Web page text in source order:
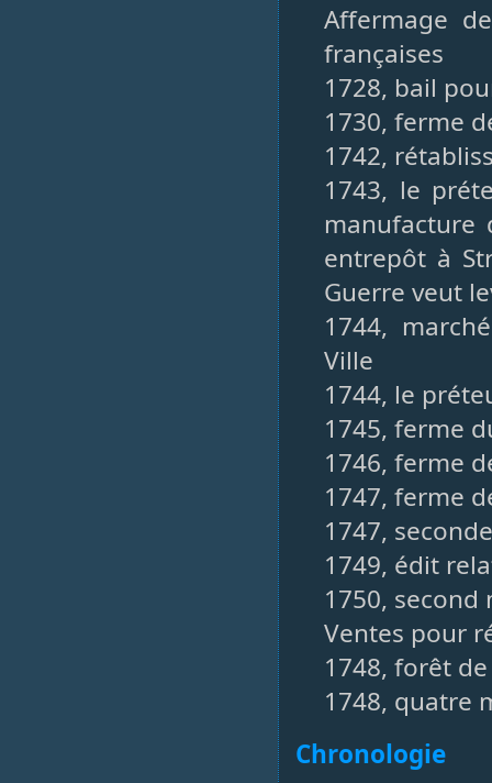
Affermage
françaises
1728, bail
1730, ferme
1742,
1743, le
manufacture
entrepôt à
Guerre veut
1744,
Ville
1744, le
1745, ferme
1746, ferme
1747, ferme
1747,
1749, édit
1750, second
Ventes pour
1748, forêt
1748, quatre
Chronologie